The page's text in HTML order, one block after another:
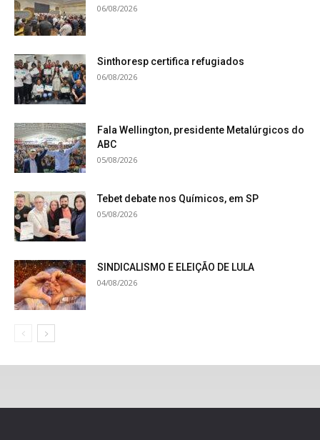
06/08/2026
Sinthoresp certifica refugiados
06/08/2026
Fala Wellington, presidente Metalúrgicos do
ABC
05/08/2026
Tebet debate nos Químicos, em SP
05/08/2026
SINDICALISMO E ELEIÇÃO DE LULA
04/08/2026